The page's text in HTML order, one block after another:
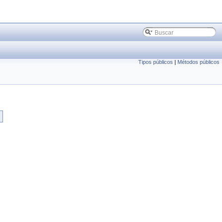
Tipos públicos | Métodos públicos